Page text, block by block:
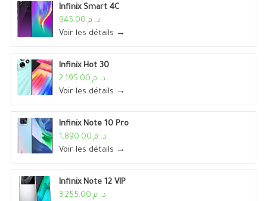
Infinix Smart 4C
د. م.945.00
Voir les détails →
Infinix Hot 30
د. م.2,195.00
Voir les détails →
Infinix Note 10 Pro
د. م.1,890.00
Voir les détails →
Infinix Note 12 VIP
د. م.3,255.00